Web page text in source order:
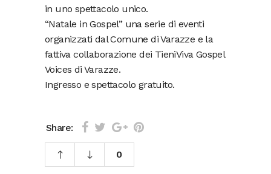
in uno spettacolo unico.
“Natale in Gospel” una serie di eventi
organizzati dal Comune di Varazze e la
fattiva collaborazione dei TieniViva Gospel
Voices di Varazze.
Ingresso e spettacolo gratuito.
Share:
0